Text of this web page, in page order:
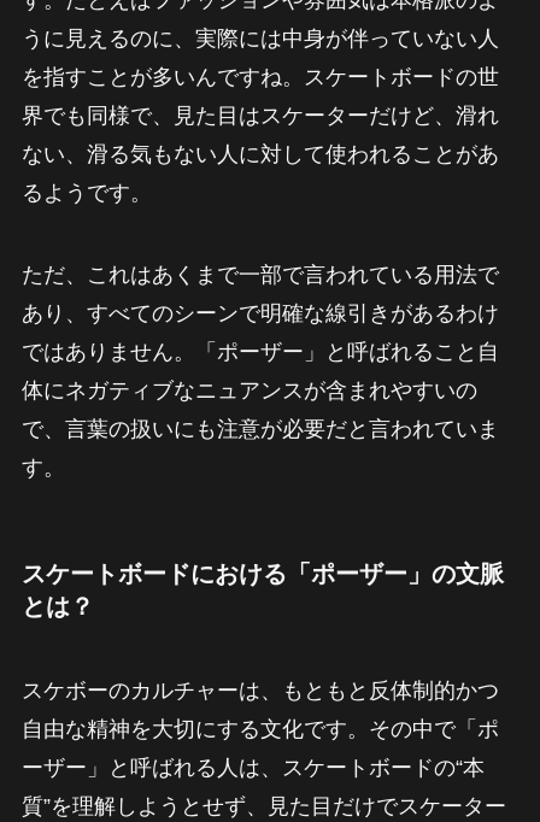
うに見えるのに、実際には中身が伴っていない人
を指すことが多いんですね。スケートボードの世
界でも同様で、見た目はスケーターだけど、滑れ
ない、滑る気もない人に対して使われることがあ
るようです。
ただ、これはあくまで一部で言われている用法で
あり、すべてのシーンで明確な線引きがあるわけ
ではありません。「ポーザー」と呼ばれること自
体にネガティブなニュアンスが含まれやすいの
で、言葉の扱いにも注意が必要だと言われていま
す。
スケートボードにおける「ポーザー」の文脈
とは？
スケボーのカルチャーは、もともと反体制的かつ
自由な精神を大切にする文化です。その中で「ポ
ーザー」と呼ばれる人は、スケートボードの“本
質”を理解しようとせず、見た目だけでスケーター